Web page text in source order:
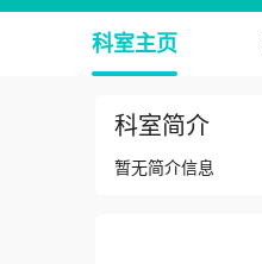
科室主页
科室简介
暂无简介信息